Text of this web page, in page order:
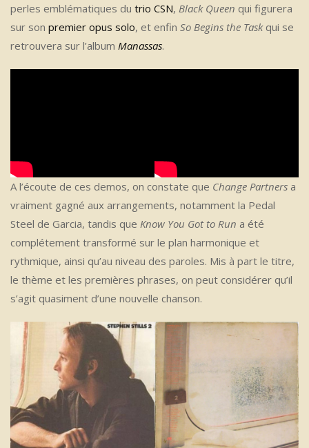
perles emblématiques du trio CSN, Black Queen qui figurera
sur son premier opus solo, et enfin So Begins the Taskqui se
retrouvera sur l’album Manassas.
A l’écoute de ces demos, on constate que Change Partners a
vraiment gagné aux arrangements, notamment la Pedal
Steel de Garcia, tandis que Know You Got to Run a été
complétement transformé sur le plan harmonique et
rythmique, ainsi qu’au niveau des paroles. Mis à part le titre,
le thème et les premières phrases, on peut considérer qu’il
s’agit quasiment d’une nouvelle chanson.